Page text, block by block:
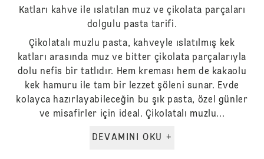
Katları kahve ile ıslatılan muz ve çikolata parçaları
dolgulu pasta tarifi.
Çikolatalı muzlu pasta, kahveyle ıslatılmış kek
katları arasında muz ve bitter çikolata parçalarıyla
dolu nefis bir tatlıdır. Hem kreması hem de kakaolu
kek hamuru ile tam bir lezzet şöleni sunar. Evde
kolayca hazırlayabileceğin bu şık pasta, özel günler
ve misafirler için ideal. Çikolatalı muzlu...
DEVAMINI OKU +